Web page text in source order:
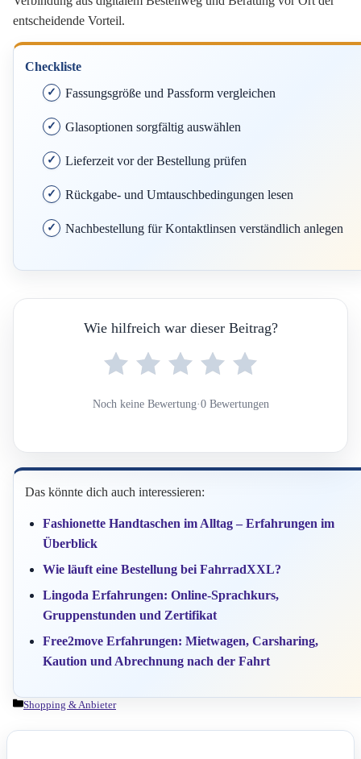
entscheidende Vorteil.
Checkliste
Fassungsgröße und Passform vergleichen
Glasoptionen sorgfältig auswählen
Lieferzeit vor der Bestellung prüfen
Rückgabe- und Umtauschbedingungen lesen
Nachbestellung für Kontaktlinsen verständlich anlegen
Wie hilfreich war dieser Beitrag?
Noch keine Bewertung·0 Bewertungen
Das könnte dich auch interessieren:
Fashionette Handtaschen im Alltag – Erfahrungen im
Überblick
Wie läuft eine Bestellung bei FahrradXXL?
Lingoda Erfahrungen: Online-Sprachkurs,
Gruppenstunden und Zertifikat
Free2move Erfahrungen: Mietwagen, Carsharing,
Kaution und Abrechnung nach der Fahrt
Kategorien
Shopping & Anbieter